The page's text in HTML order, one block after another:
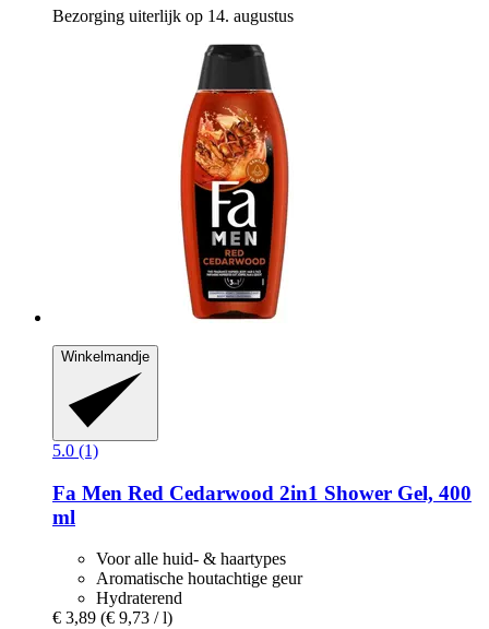
Bezorging uiterlijk op 14. augustus
Winkelmandje
5.0 (1)
Fa Men Red Cedarwood 2in1 Shower Gel, 400
ml
Voor alle huid- & haartypes
Aromatische houtachtige geur
Hydraterend
€ 3,89 (€ 9,73 / l)